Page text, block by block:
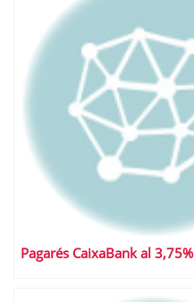
Pagarés CaixaBank al 3,75%